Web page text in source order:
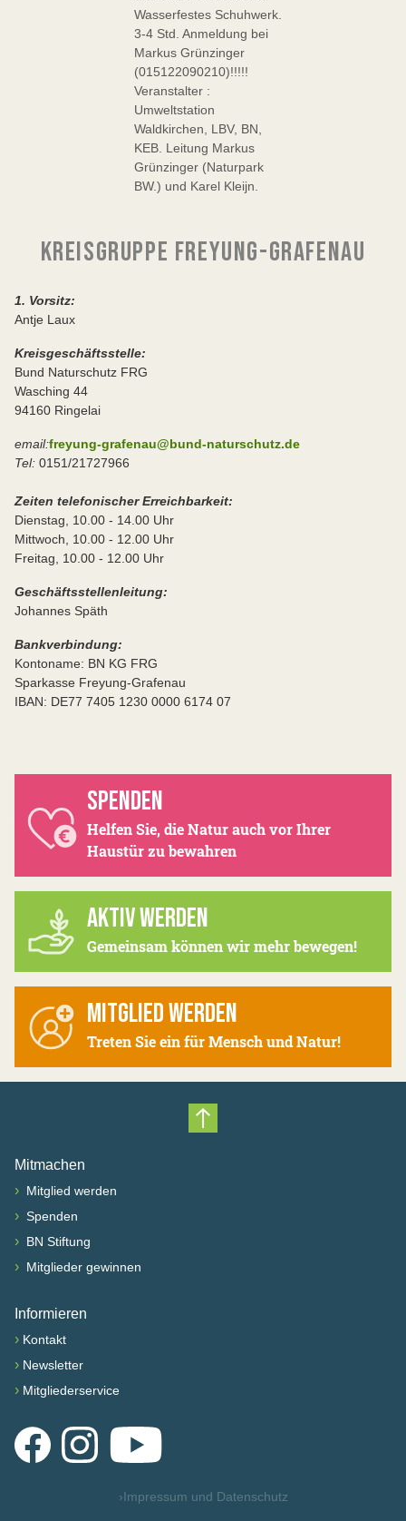
Wasserfestes Schuhwerk.
3-4 Std. Anmeldung bei
Markus Grünzinger
(015122090210)!!!!!
Veranstalter :
Umweltstation
Waldkirchen, LBV, BN,
KEB. Leitung Markus
Grünzinger (Naturpark
BW.) und Karel Kleijn.
KREISGRUPPE FREYUNG-GRAFENAU
1. Vorsitz:
Antje Laux
Kreisgeschäftsstelle:
Bund Naturschutz FRG
Wasching 44
94160 Ringelai
email:freyung-grafenau@bund-naturschutz.de
Tel: 0151/21727966
Zeiten telefonischer Erreichbarkeit:
Dienstag, 10.00 - 14.00 Uhr
Mittwoch, 10.00 - 12.00 Uhr
Freitag, 10.00 - 12.00 Uhr
Geschäftsstellenleitung:
Johannes Späth
Bankverbindung:
Kontoname: BN KG FRG
Sparkasse Freyung-Grafenau
IBAN: DE77 7405 1230 0000 6174 07
SPENDEN
Helfen Sie, die Natur auch vor Ihrer
Haustür zu bewahren
AKTIV WERDEN
Gemeinsam können wir mehr bewegen!
MITGLIED WERDEN
Treten Sie ein für Mensch und Natur!
Nach oben scrollen
Mitmachen
› Mitglied werden
› Spenden
› BN Stiftung
› Mitglieder gewinnen
Informieren
› Kontakt
› Newsletter
› Mitgliederservice
FacebookInstagramYouTube
›Impressum und Datenschutz